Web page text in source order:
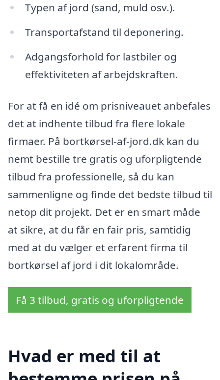
Typen af jord (sand, muld osv.).
Transportafstand til deponering.
Adgangsforhold for lastbiler og
effektiviteten af arbejdskraften.
For at få en idé om prisniveauet anbefales
det at indhente tilbud fra flere lokale
firmaer. På bortkørsel-af-jord.dk kan du
nemt bestille tre gratis og uforpligtende
tilbud fra professionelle, så du kan
sammenligne og finde det bedste tilbud til
netop dit projekt. Det er en smart måde
at sikre, at du får en fair pris, samtidig
med at du vælger et erfarent firma til
bortkørsel af jord i dit lokalområde.
Få 3 tilbud, gratis og uforpligtende
Hvad er med til at